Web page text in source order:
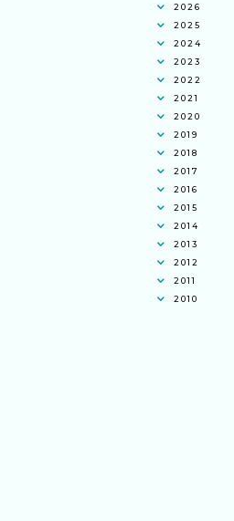
2026
2025
2024
2023
2022
2021
2020
2019
2018
2017
2016
2015
2014
2013
2012
2011
2010